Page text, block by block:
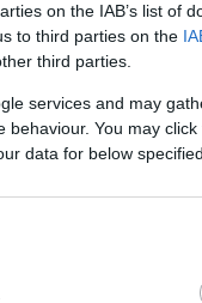
on the IAB’s list of
to third parties on the
third parties.
services and may
behaviour. You may
data for below
öntőformák
előállítható